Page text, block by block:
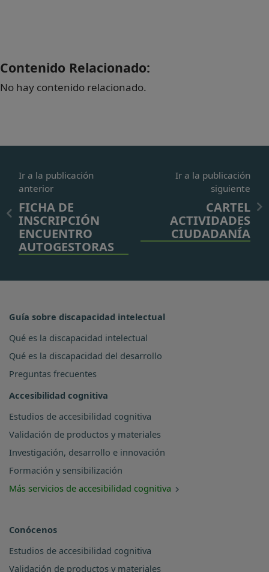
Contenido Relacionado:
No hay contenido relacionado.
Ir a la publicación
anterior
FICHA DE
INSCRIPCIÓN
ENCUENTRO
AUTOGESTORAS
Ir a la publicación
siguiente
CARTEL
ACTIVIDADES
CIUDADANÍA
Guía sobre discapacidad intelectual
Qué es la discapacidad intelectual
Qué es la discapacidad del desarrollo
Preguntas frecuentes
Accesibilidad cognitiva
Estudios de accesibilidad cognitiva
Validación de productos y materiales
Investigación, desarrollo e innovación
Formación y sensibilización
Más servicios de accesibilidad cognitiva
Conócenos
Estudios de accesibilidad cognitiva
Validación de productos y materiales